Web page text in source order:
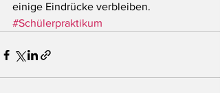
einige Eindrücke verbleiben.
#Schülerpraktikum